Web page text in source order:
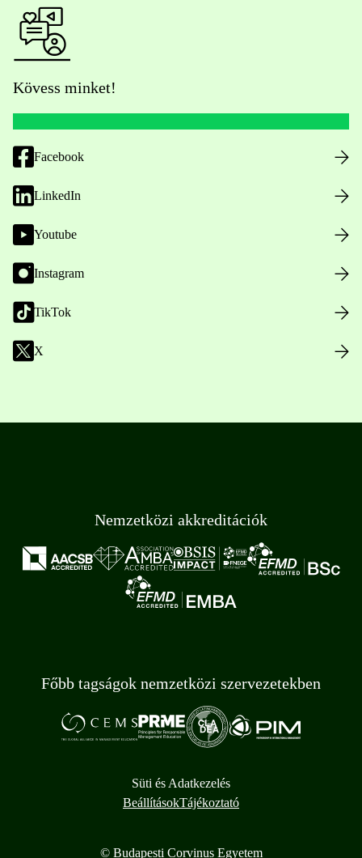
Kövess minket!
Facebook
LinkedIn
Youtube
Instagram
TikTok
X
Nemzetközi akkreditációk
Főbb tagságok nemzetközi szervezetekben
Süti és Adatkezelés
BeállításokTájékoztató
© Budapesti Corvinus Egyetem